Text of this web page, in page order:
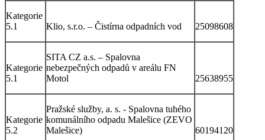
Kategorie
5.1
Klio, s.r.o. – Čistírna odpadních vod 25098608
Kategorie
5.1
SITA CZ a.s. – Spalovna
nebezpečných odpadů v areálu FN
Motol
25638955
Kategorie
5.2
Pražské služby, a. s. - Spalovna tuhého
komunálního odpadu Malešice (ZEVO
Malešice)
60194120